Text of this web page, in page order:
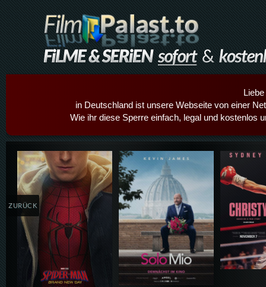
in Deutschland ist unsere Webseite von einer
Wie ihr diese Sperre einfach, legal und kostenlos
Details,Play Details,Play
ZURÜCK